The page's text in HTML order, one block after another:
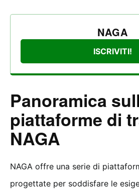
NAGA
ISCRIVITI!
Panoramica
piattaforme di
NAGA
NAGA offre una serie di
progettate per soddisfare le